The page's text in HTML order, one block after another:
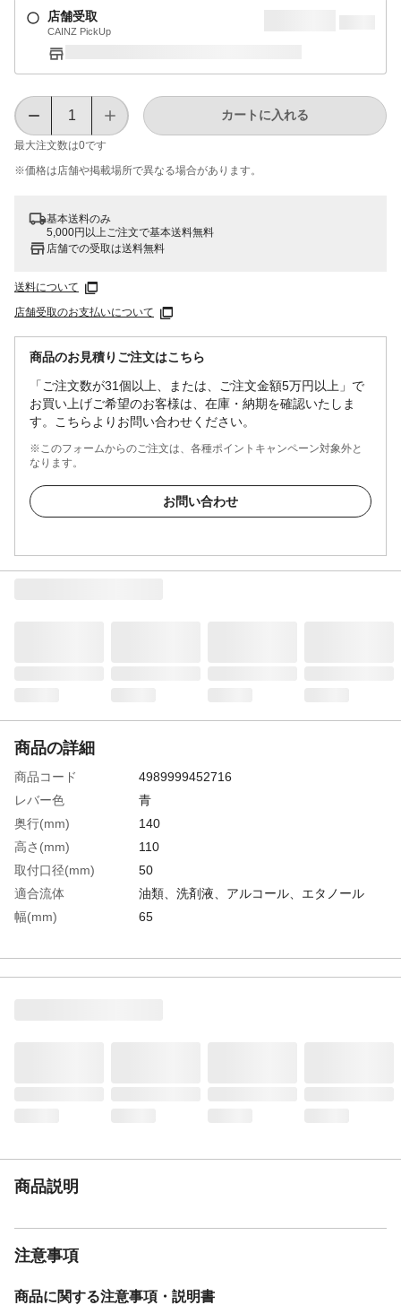
店舗受取
CAINZ PickUp
最大注文数は0です
カートに入れる
※価格は​店舗や​掲載場所で​異なる​場合が​あります。
基本送料のみ
5,000円以上ご注文で基本送料無料
店舗での受取は送料無料
送料について
店舗受取のお支払いについて
商品のお見積りご注文はこちら
「ご注文数が31個以上、または、ご注文金額5万円以上」で
お買い上げご希望のお客様は、在庫・納期を確認いたしま
す。こちらよりお問い合わせください。
※このフォームからのご注文は、各種ポイントキャンペーン対象外と
なります。
お問い合わせ
商品の詳細
商品コード
4989999452716
レバー色
青
奥行(mm)
140
高さ(mm)
110
取付口径(mm)
50
適合流体
油類、洗剤液、アルコール、エタノール
幅(mm)
65
適合缶
ペール缶、一斗缶
商品説明
注意事項
商品に関する注意事項・説明書